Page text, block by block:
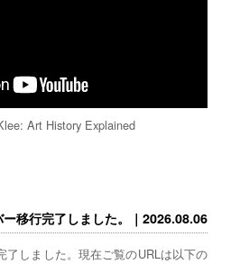
Art History Explained
ー移行完了しました。｜2026.08.06
了しました。現在ご覧のURLは以下の